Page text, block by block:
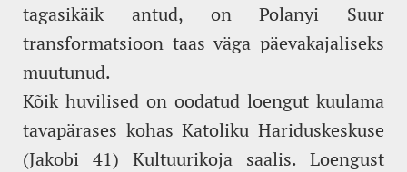
tagasikäik antud, on Polanyi Suur
transformatsioon taas väga päevakajaliseks
muutunud.
Kõik huvilised on oodatud loengut kuulama
tavapärases kohas Katoliku Hariduskeskuse
(Jakobi 41) Kultuurikoja saalis. Loengust